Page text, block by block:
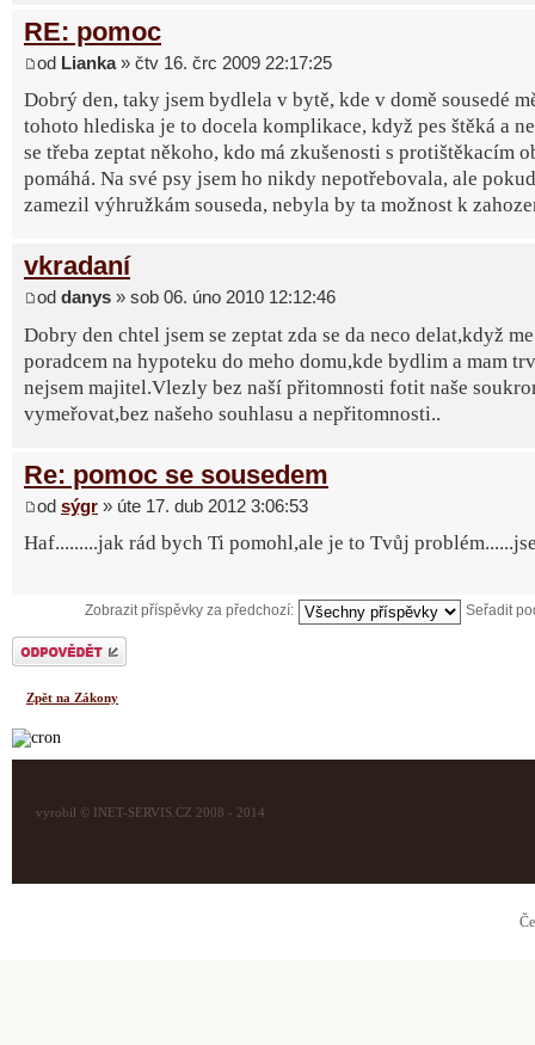
RE: pomoc
od Lianka» čtv 16. črc 2009 22:17:25
Dobrý den, taky jsem bydlela v bytě, kde v domě sousedé
tohoto hlediska je to docela komplikace, když pes štěká a
se třeba zeptat někoho, kdo má zkušenosti s protištěkacím
pomáhá. Na své psy jsem ho nikdy nepotřebovala, ale
zamezil výhružkám souseda, nebyla by ta možnost k
vkradaní
od danys » sob 06. úno 2010 12:12:46
Dobry den chtel jsem se zeptat zda se da neco delat,když
poradcem na hypoteku do meho domu,kde bydlim a mam
nejsem majitel.Vlezly bez naší přitomnosti fotit naše
vymeřovat,bez našeho souhlasu a nepřitomnosti..
Re: pomoc se sousedem
od sýgr » úte 17. dub 2012 3:06:53
Haf.........jak rád bych Ti pomohl,ale je to Tvůj
Zobrazit příspěvky za předchozí: Seřadit
Odeslat odpověď
Zpět na Zákony
vyrobil © INET-SERVIS.CZ 2008 - 2014